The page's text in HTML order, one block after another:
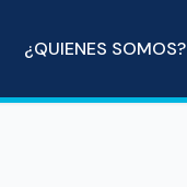
¿QUIENES SOMOS?